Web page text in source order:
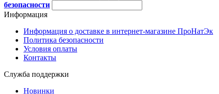
безопасности
Информация
Информация о доставке в интернет-магазине ПроНатЭк
Политика безопасности
Условия оплаты
Контакты
Служба поддержки
Новинки